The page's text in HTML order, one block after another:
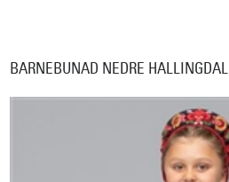
BARNEBUNAD NEDRE HALLINGDAL